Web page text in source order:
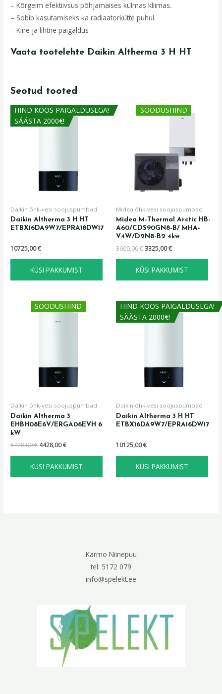
– Kõrgeim efektiivsus põhjamaises külmas kliimas.
– Sobib kasutamiseks ka radiaatorkütte puhul.
– Kiire ja lihtne paigaldus
Vaata tootelehte Daikin Altherma 3 H HT
Seotud tooted
HIND KOOS PAIGALDUSEGA!
SÄÄSTA 2000€!
Daikin õhk-vesi soojuspumbad
Daikin Altherma 3 H HT
ETBX16DA9W7/EPRA18DW17
10725,00€
KÜSI PAKKUMIST
SOODUSHIND
Midea õhk-vesi soojuspumbad
Midea M-Thermal Arctic HB-
A60/CDS90GN8-B/ MHA-
V4W/D2N8-B2 4kw
3600,00€
Algne
hind
3325,00€
Praegune
hind
KÜSI PAKKUMIST
SOODUSHIND
Daikin õhk-vesi soojuspumbad
Daikin Altherma 3
EHBH08E6V/ERGA06EVH 6
kW
5728,00€
Algne
hind
4428,00€
Praegune
hind
KÜSI PAKKUMIST
HIND KOOS PAIGALDUSEGA!
SÄÄSTA 2000€!
Daikin õhk-vesi soojuspumbad
Daikin Altherma 3 H HT
ETBX16DA9W7/EPRA16DW17
10125,00€
KÜSI PAKKUMIST
Karmo Niinepuu
tel: 5172 079
info@spelekt.ee